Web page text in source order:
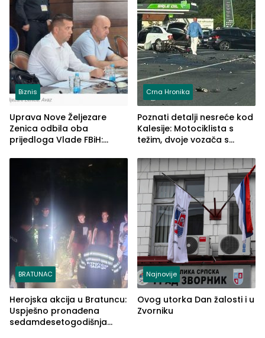
Biznis
Uprava Nove Željezare
Zenica odbila oba
prijedloga Vlade FBiH:
rješenje
Crna Hronika
Poznati detalji nesreće kod
Kalesije: Motociklista s
težim, dvoje vozača s
BRATUNAC
Herojska akcija u Bratuncu:
Uspješno pronađena
sedamdesetogodišnja
Najnovije
Ovog utorka Dan žalosti i u
Zvorniku